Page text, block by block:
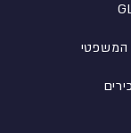
המשפטי